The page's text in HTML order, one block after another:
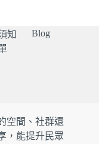
知
Blog
空間、社群還
，能提升民眾